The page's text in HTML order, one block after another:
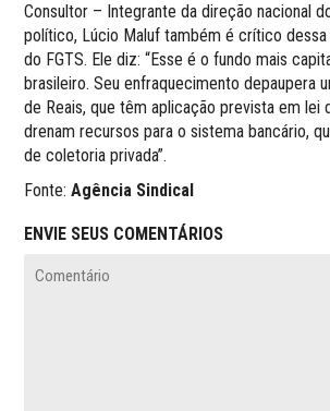
Consultor – Integrante da direção nacional
político, Lúcio Maluf também é crítico
do FGTS. Ele diz: “Esse é o fundo mais
brasileiro. Seu enfraquecimento depaupera
de Reais, que têm aplicação prevista em lei
drenam recursos para o sistema bancário,
de coletoria privada”.
Fonte:Agência Sindical
ENVIE SEUS COMENTÁRIOS